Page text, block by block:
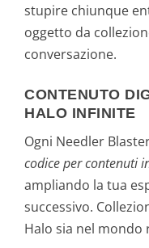
stupire chiunque
oggetto da
conversazione.
CONTENUTO
HALO INFINITE
Ogni Needler
codice per contenuti
ampliando la tua
successivo.
Halo sia nel mondo